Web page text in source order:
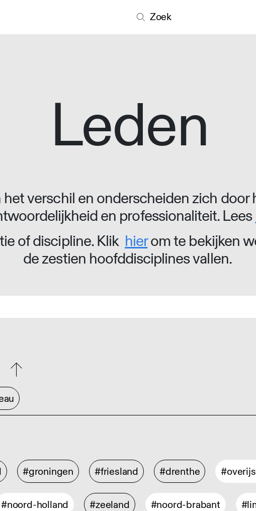
Zoek
Leden
verschil en onderscheiden zich door
en professionaliteit. Lees
of discipline. Klik hierom te bekijken
de zestien hoofddisciplines vallen.
#groningen #friesland #drenthe
#noord-holland #zeeland #noord-brabant